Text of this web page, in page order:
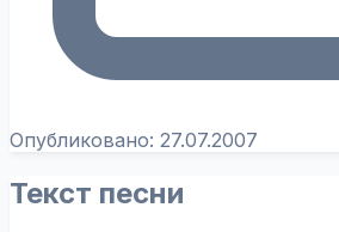
Опубликовано: 27.07.2007
Текст песни